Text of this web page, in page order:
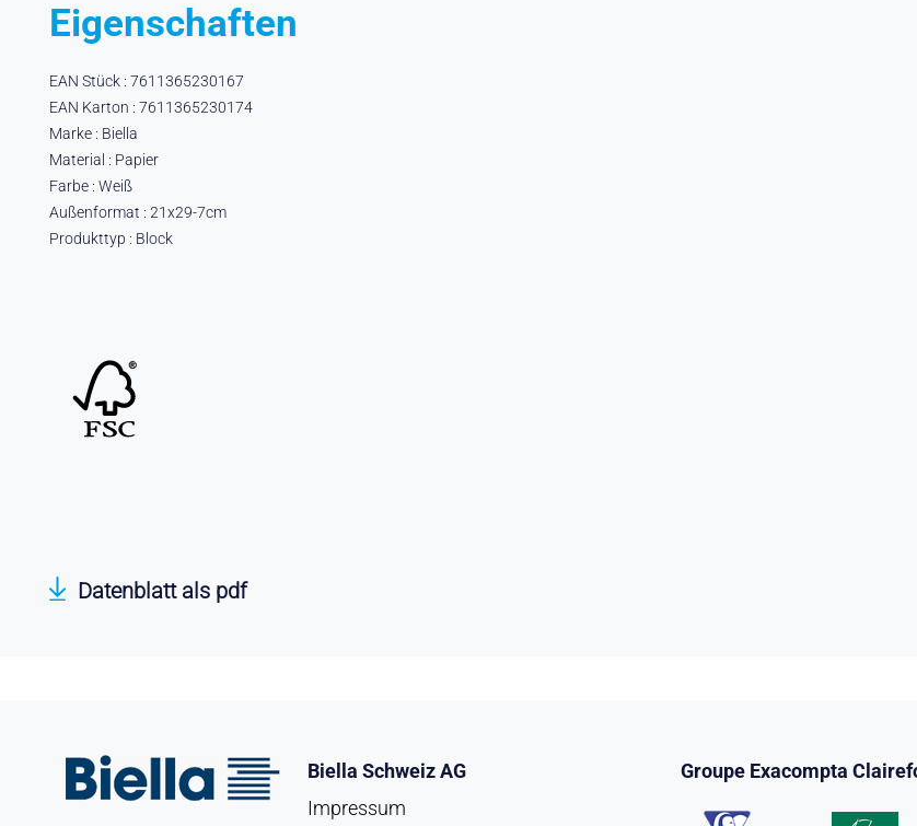
Eigenschaften
EAN Stück : 7611365230167
EAN Karton : 7611365230174
Marke : Biella
Material : Papier
Farbe : Weiß
Außenformat : 21x29-7cm
Produkttyp : Block
Datenblatt als pdf
Biella Schweiz AG
Impressum
Groupe Exacompta